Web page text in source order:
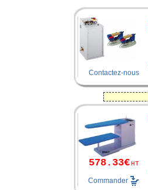
Contactez-nous
578.33€ HT
Commander